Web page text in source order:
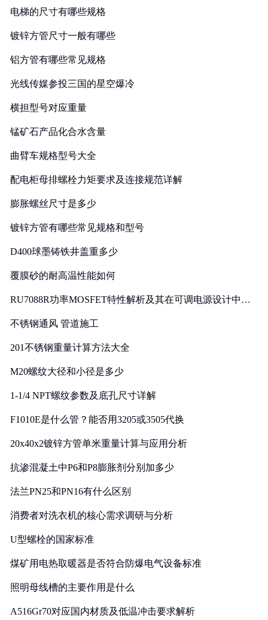
电梯的尺寸有哪些规格
镀锌方管尺寸一般有哪些
铝方管有哪些常见规格
光线传媒参投三国的星空爆冷
横担型号对应重量
锰矿石产品化合水含量
曲臂车规格型号大全
配电柜母排螺栓力矩要求及连接规范详解
膨胀螺丝尺寸是多少
镀锌方管有哪些常见规格和型号
D400球墨铸铁井盖重多少
覆膜砂的耐高温性能如何
RU7088R功率MOSFET特性解析及其在可调电源设计中的
不锈钢通风 管道施工
201不锈钢重量计算方法大全
M20螺纹大径和小径是多少
1-1/4 NPT螺纹参数及底孔尺寸详解
F1010E是什么管？能否用3205或3505代换
20x40x2镀锌方管单米重量计算与应用分析
抗渗混凝土中P6和P8膨胀剂分别加多少
法兰PN25和PN16有什么区别
消费者对洗衣机的核心需求调研与分析
U型螺栓的国家标准
煤矿用电热取暖器是否符合防爆电气设备标准
照明母线槽的主要作用是什么
A516Gr70对应国内材质及低温冲击要求解析